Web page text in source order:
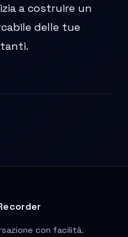
a costruire un
delle tue
con facilità.